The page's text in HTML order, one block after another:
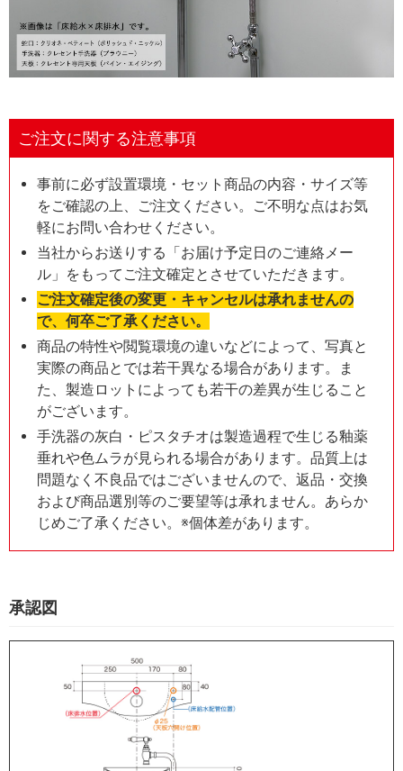
ご注文に関する注意事項
事前に必ず設置環境・セット商品の内容・サイズ等
をご確認の上、ご注文ください。ご不明な点はお気
軽にお問い合わせください。
当社からお送りする「お届け予定日のご連絡メー
ル」をもってご注文確定とさせていただきます。
ご注文確定後の変更・キャンセルは承れませんの
で、何卒ご了承ください。
商品の特性や閲覧環境の違いなどによって、写真と
実際の商品とでは若干異なる場合があります。ま
た、製造ロットによっても若干の差異が生じること
がございます。
手洗器の灰白・ピスタチオは製造過程で生じる釉薬
垂れや色ムラが見られる場合があります。品質上は
問題なく不良品ではございませんので、返品・交換
および商品選別等のご要望等は承れません。あらか
じめご了承ください。※個体差があります。
承認図